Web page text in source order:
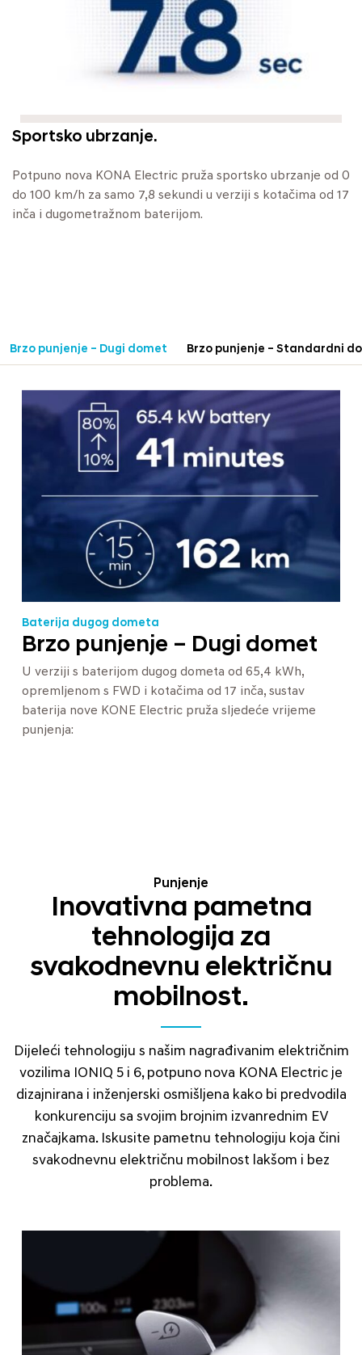
Sportsko ubrzanje.
Potpuno nova KONA Electric pruža sportsko ubrzanje od 0
do 100 km/h za samo 7,8 sekundi u verziji s kotačima od 17
inča i dugometražnom baterijom.
Brzo punjenje – Dugi domet Brzo punjenje – Standardni
Baterija dugog dometa
Brzo punjenje – Dugi domet
U verziji s baterijom dugog dometa od 65,4 kWh,
opremljenom s FWD i kotačima od 17 inča, sustav
baterija nove KONE Electric pruža sljedeće vrijeme
punjenja:
Punjenje
Inovativna pametna
tehnologija za
svakodnevnu električnu
mobilnost.
Dijeleći tehnologiju s našim nagrađivanim električnim
vozilima IONIQ 5 i 6, potpuno nova KONA Electric je
dizajnirana i inženjerski osmišljena kako bi predvodila
konkurenciju sa svojim brojnim izvanrednim EV
značajkama. Iskusite pametnu tehnologiju koja čini
svakodnevnu električnu mobilnost lakšom i bez
problema.